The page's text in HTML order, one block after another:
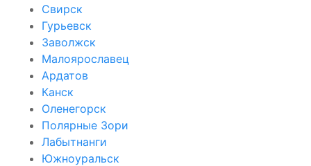
Свирск
Гурьевск
Заволжск
Малоярославец
Ардатов
Канск
Оленегорск
Полярные Зори
Лабытнанги
Южноуральск